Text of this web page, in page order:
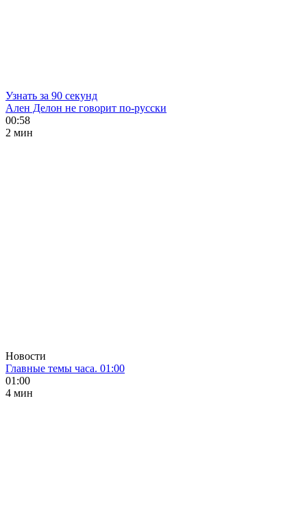
Узнать за 90 секунд
Ален Делон не говорит по-русски
00:58
2 мин
Новости
Главные темы часа. 01:00
01:00
4 мин